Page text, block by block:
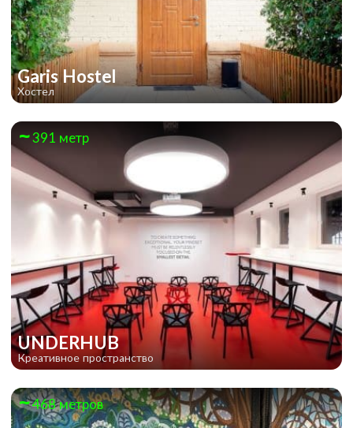
Garis Hostel
Хостел
391 метр
UNDERHUB
Креативное пространство
468 метров